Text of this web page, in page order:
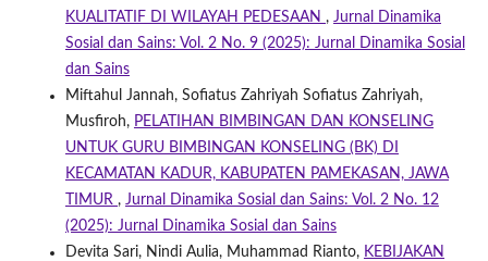
KUALITATIF DI WILAYAH PEDESAAN , Jurnal Dinamika
Sosial dan Sains: Vol. 2 No. 9 (2025): Jurnal Dinamika Sosial
dan Sains
Miftahul Jannah, Sofiatus Zahriyah Sofiatus Zahriyah,
Musfiroh, PELATIHAN BIMBINGAN DAN KONSELING
UNTUK GURU BIMBINGAN KONSELING (BK) DI
KECAMATAN KADUR, KABUPATEN PAMEKASAN, JAWA
TIMUR , Jurnal Dinamika Sosial dan Sains: Vol. 2 No. 12
(2025): Jurnal Dinamika Sosial dan Sains
Devita Sari, Nindi Aulia, Muhammad Rianto, KEBIJAKAN